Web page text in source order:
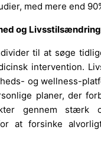
med mere end
og
til at søge
intervention.
og wellness-
planer, der
gennem stærk
at forsinke